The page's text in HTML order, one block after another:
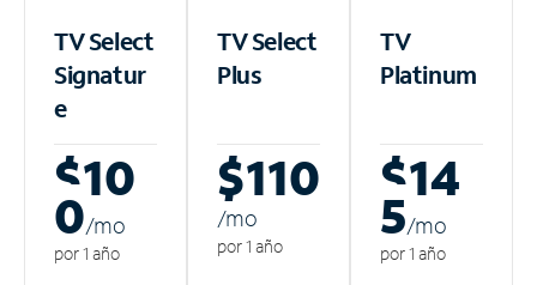
TV Select
Signatur
e
$10
0/mo
por 1 año
TV Select
Plus
$110
/mo
por 1 año
TV
Platinum
$14
5/mo
por 1 año